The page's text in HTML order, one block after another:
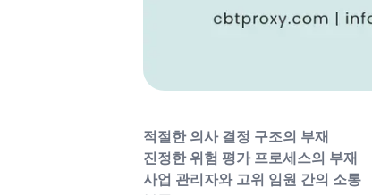
적절한 의사 결정 구조의 부재
진정한 위험 평가 프로세스의 부재
사업 관리자와 고위 임원 간의 소통